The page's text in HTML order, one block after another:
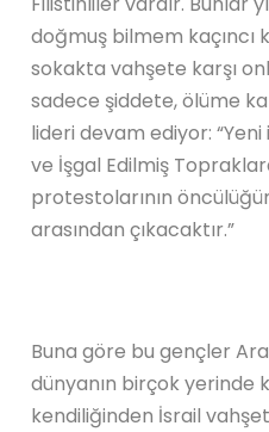
doğmuş bilmem kaçıncı
sokakta vahşete karşı
sadece şiddete, ölüme
lideri devam ediyor:
ve İşgal Edilmiş
protestolarının
arasından çıkacaktır.”
Buna göre bu gençler
dünyanın birçok yerinde
kendiliğinden İsrail